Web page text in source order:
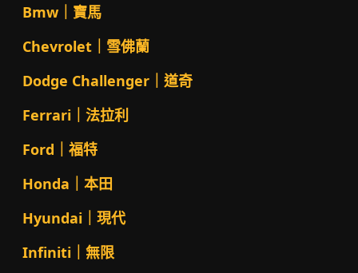
Bmw｜寶馬
Chevrolet｜雪佛蘭
Dodge Challenger｜道奇
Ferrari｜法拉利
Ford｜福特
Honda｜本田
Hyundai｜現代
Infiniti｜無限